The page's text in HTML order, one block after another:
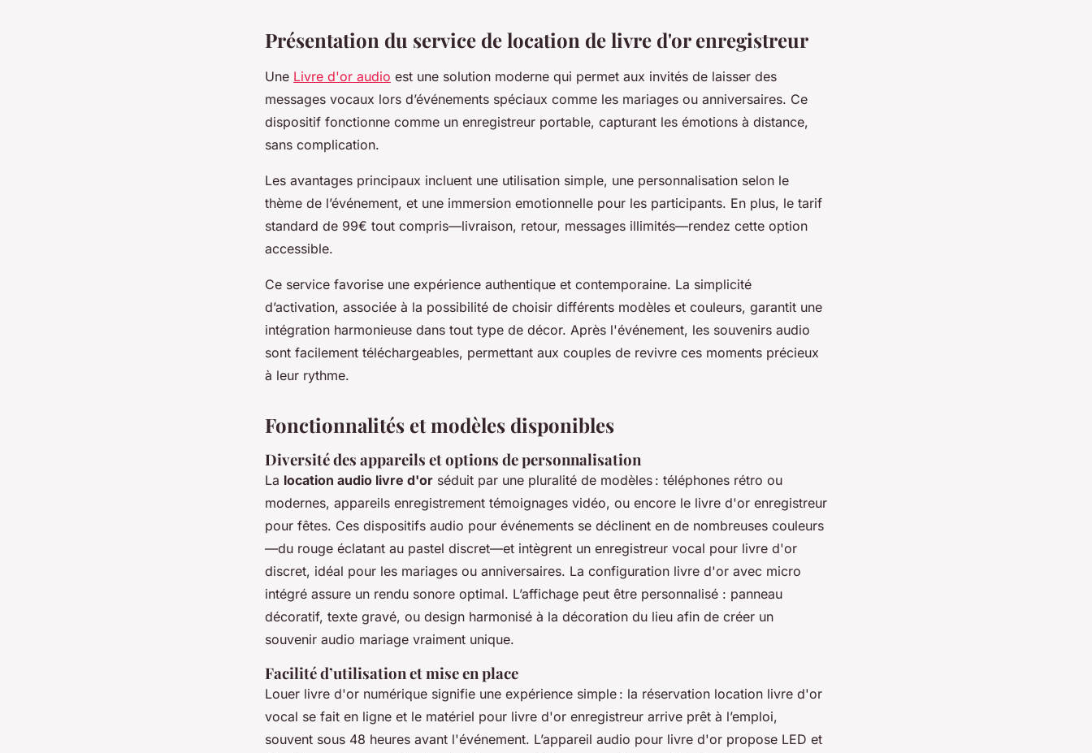
Présentation du service de location de livre d'or enregistreur
Une Livre d'or audio est une solution moderne qui permet aux invités de laisser des
messages vocaux lors d’événements spéciaux comme les mariages ou anniversaires. Ce
dispositif fonctionne comme un enregistreur portable, capturant les émotions à distance,
sans complication.
Les avantages principaux incluent une utilisation simple, une personnalisation selon le
thème de l’événement, et une immersion emotionnelle pour les participants. En plus, le tarif
standard de 99€ tout compris—livraison, retour, messages illimités—rendez cette option
accessible.
Ce service favorise une expérience authentique et contemporaine. La simplicité
d’activation, associée à la possibilité de choisir différents modèles et couleurs, garantit une
intégration harmonieuse dans tout type de décor. Après l'événement, les souvenirs audio
sont facilement téléchargeables, permettant aux couples de revivre ces moments précieux
à leur rythme.
Fonctionnalités et modèles disponibles
Diversité des appareils et options de personnalisation
La location audio livre d'or séduit par une pluralité de modèles : téléphones rétro ou
modernes, appareils enregistrement témoignages vidéo, ou encore le livre d'or enregistreur
pour fêtes. Ces dispositifs audio pour événements se déclinent en de nombreuses couleurs
—du rouge éclatant au pastel discret—et intègrent un enregistreur vocal pour livre d'or
discret, idéal pour les mariages ou anniversaires. La configuration livre d'or avec micro
intégré assure un rendu sonore optimal. L’affichage peut être personnalisé : panneau
décoratif, texte gravé, ou design harmonisé à la décoration du lieu afin de créer un
souvenir audio mariage vraiment unique.
Facilité d’utilisation et mise en place
Louer livre d'or numérique signifie une expérience simple : la réservation location livre d'or
vocal se fait en ligne et le matériel pour livre d'or enregistreur arrive prêt à l’emploi,
souvent sous 48 heures avant l'événement. L’appareil audio pour livre d'or propose LED et